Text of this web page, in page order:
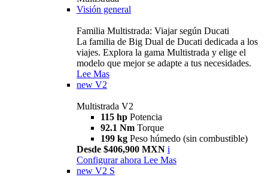
Visión general
Familia Multistrada: Viajar según Ducati
La familia de Big Dual de Ducati dedicada a los
viajes. Explora la gama Multistrada y elige el
modelo que mejor se adapte a tus necesidades.
Lee Mas
new V2
Multistrada V2
115 hp Potencia
92.1 Nm Torque
199 kg Peso húmedo (sin combustible)
Desde $406,900 MXN i
Configurar ahora Lee Mas
new V2 S